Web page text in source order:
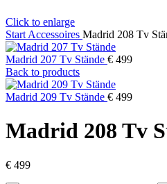
Click to enlarge
Start Accessoires Madrid 208 Tv
Madrid 207 Tv Stände € 499
Back to products
Madrid 209 Tv Stände € 499
Madrid 208 Tv
€ 499